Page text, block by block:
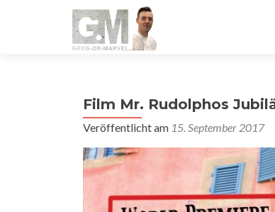
Film Mr. Rudolphos
Veröffentlicht am 15. September 2017